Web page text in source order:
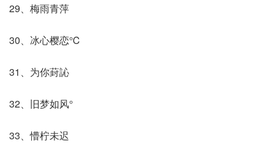
29、梅雨青萍
30、冰心樱恋℃
31、为你葑訫
32、旧梦如风°
33、懵柠未迟